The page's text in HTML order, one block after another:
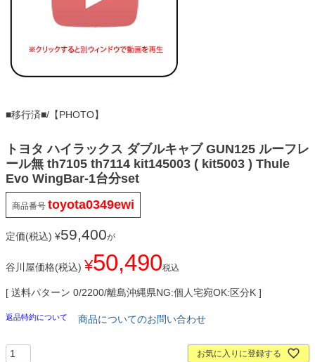
■移行済■/【PHOTO】
トヨタ ハイラックス ダブルキャブ GUN125 ルーフレ
ール無 th7105 th7114 kit145003 ( kit5003 ) Thule
Evo WingBar-1台分set
商品番号 toyota0349ewi
定価(税込) ¥59,400が
谷川屋価格(税込) ¥50,490税込
送料パターン 0/2200/離島沖縄県NG:個人宅宛OK:区分K
返品特約について 商品についてのお問い合わせ
お気に入りに登録する